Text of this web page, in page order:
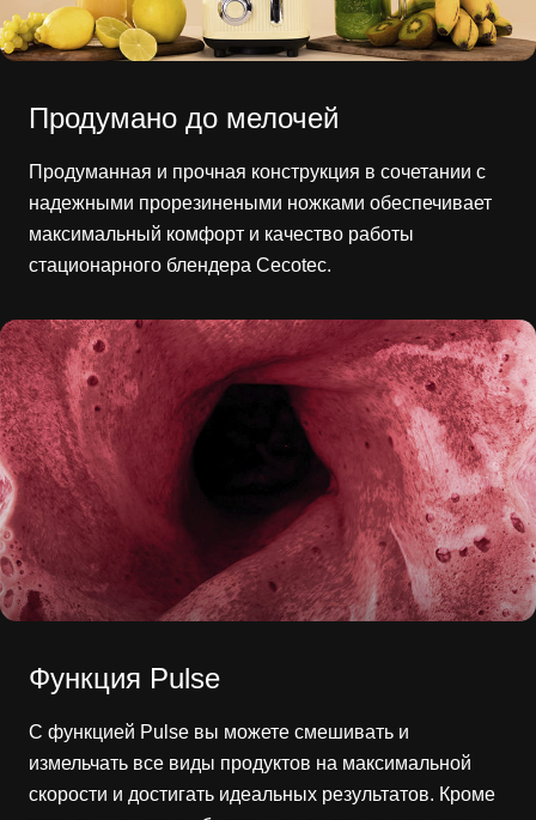
Продумано до мелочей
Продуманная и прочная конструкция в сочетании с
надежными прорезинеными ножками обеспечивает
максимальный комфорт и качество работы
стационарного блендера Cecotec.
Функция Pulse
С функцией Pulse вы можете смешивать и
измельчать все виды продуктов на максимальной
скорости и достигать идеальных результатов. Кроме